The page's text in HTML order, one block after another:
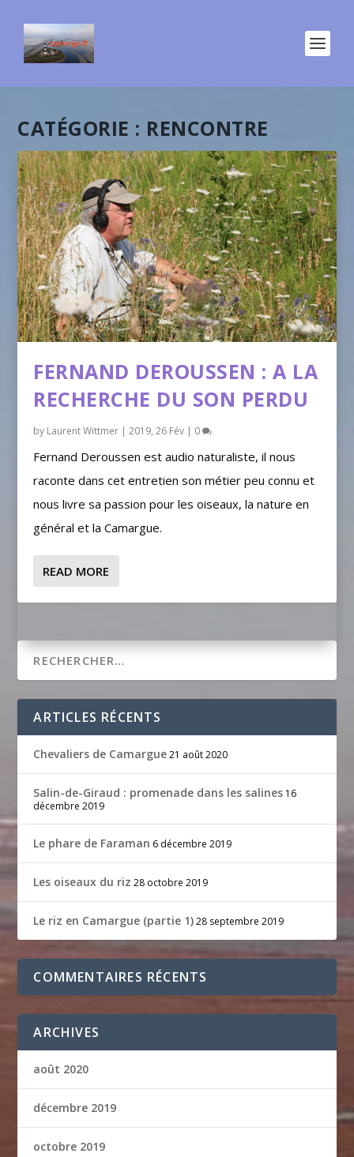
CATÉGORIE : RENCONTRE
FERNAND DEROUSSEN : A LA
RECHERCHE DU SON PERDU
by Laurent Wittmer |2019, 26 Fév | 0
Fernand Deroussen est audio naturaliste, il nous
raconte dans cet entretien son métier peu connu et
nous livre sa passion pour les oiseaux, la nature en
général et la Camargue.
READ MORE
ARTICLES RÉCENTS
Chevaliers de Camargue 21 août 2020
Salin-de-Giraud : promenade dans les salines 16
décembre 2019
Le phare de Faraman 6 décembre 2019
Les oiseaux du riz 28 octobre 2019
Le riz en Camargue (partie 1) 28 septembre 2019
COMMENTAIRES RÉCENTS
ARCHIVES
août 2020
décembre 2019
octobre 2019